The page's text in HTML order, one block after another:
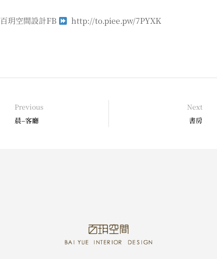
百玥空間設計FB http://to.piee.pw/7PYXK
Previous
晨–客廳
Next
書房